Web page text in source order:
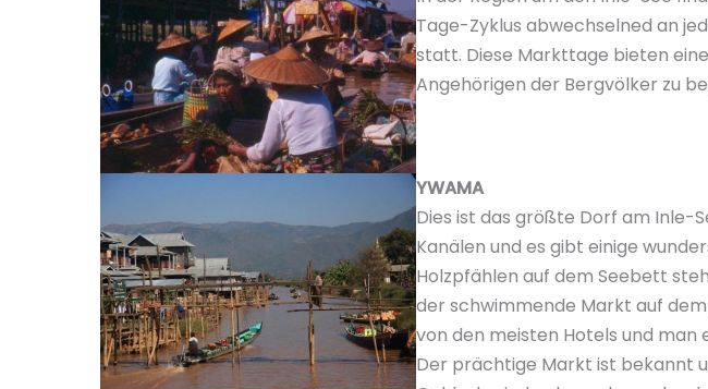
Tage-Zyklus abwechselned an
statt. Diese Markttage bieten
Angehörigen der Bergvölker zu
YWAMA
Dies ist das größte Dorf am Inle-
Kanälen und es gibt einige
Holzpfählen auf dem Seebett
der schwimmende Markt auf
von den meisten Hotels und man
Der prächtige Markt ist bekannt